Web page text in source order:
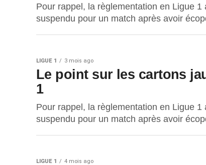
Pour rappel, la règlementation en Ligue
suspendu pour un match après avoir
LIGUE 1 3 mois ago
Le point sur les cartons
1
Pour rappel, la règlementation en Ligue
suspendu pour un match après avoir
LIGUE 1 4 mois ago